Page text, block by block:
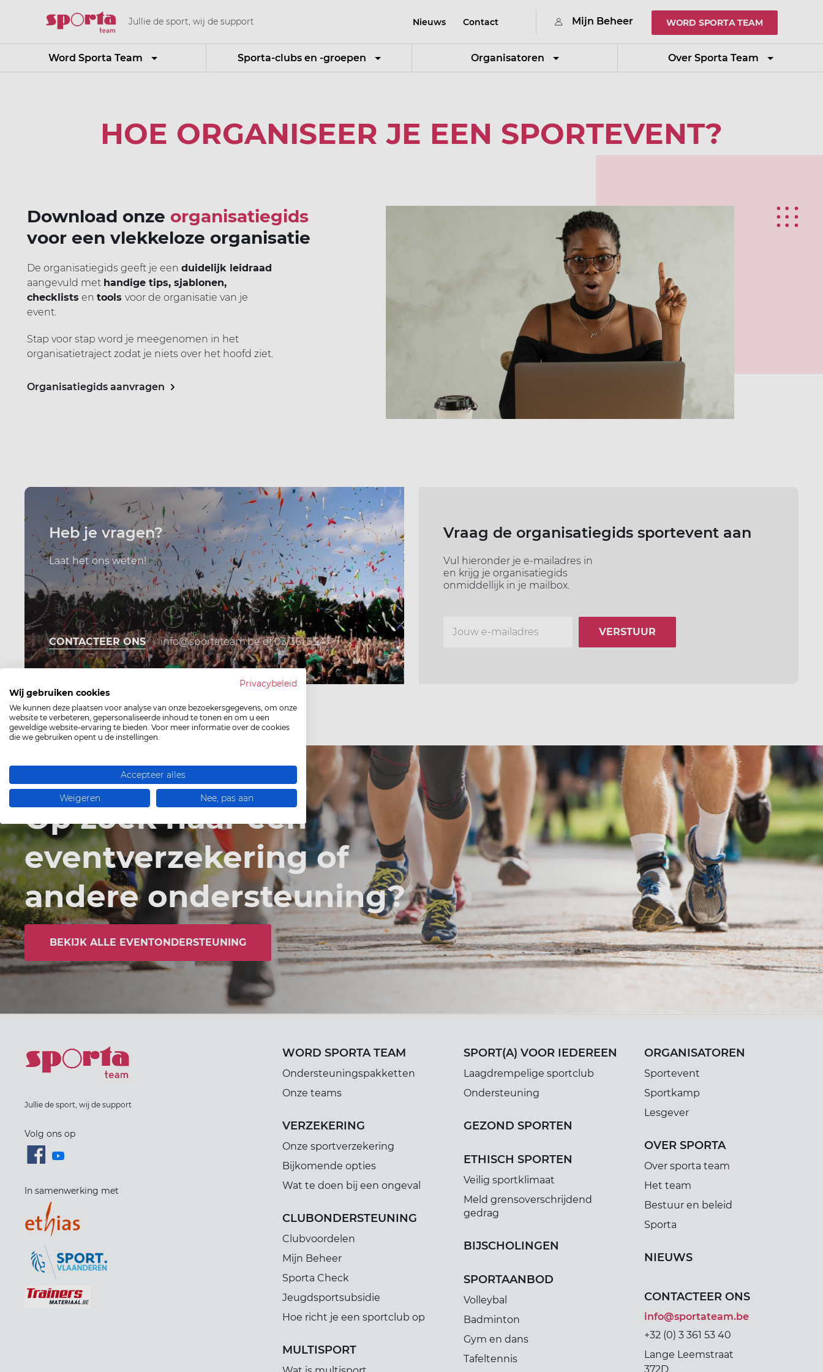
Jullie de sport, wij de support Nieuws Contact Mijn Beheer WORD SPORTA TEAM
Word Sporta Team Sporta-clubs en -groepen Organisatoren Over Sporta Team
HOE ORGANISEER JE EEN SPORTEVENT?
Download onze organisatiegids
voor een vlekkeloze organisatie
De organisatiegids geeft je een duidelijk leidraad
aangevuld met handige tips, sjablonen,
checklists en tools voor de organisatie van je
event.
Stap voor stap word je meegenomen in het
organisatietraject zodat je niets over het hoofd ziet.
Organisatiegids aanvragen
Heb je vragen?
Laat het ons weten!
CONTACTEER ONS info@sportateam.beof 03/361.53.47
Vraag de organisatiegids sportevent aan
Vul hieronder je e-mailadres in
en krijg je organisatiegids
onmiddellijk in je mailbox.
VERSTUUR
Op zoek naar een
eventverzekering of
andere ondersteuning?
BEKIJK ALLE EVENTONDERSTEUNING
Jullie de sport, wij de support
Volg ons op
In samenwerking met
WORD SPORTA TEAM
Ondersteuningspakketten
Onze teams
VERZEKERING
Onze sportverzekering
Bijkomende opties
Wat te doen bij een ongeval
CLUBONDERSTEUNING
Clubvoordelen
Mijn Beheer
Sporta Check
Jeugdsportsubsidie
Hoe richt je een sportclub op
MULTISPORT
SPORT(A) VOOR IEDEREEN
Laagdrempelige sportclub
Ondersteuning
GEZOND SPORTEN
ETHISCH SPORTEN
Veilig sportklimaat
Meld grensoverschrijdend
gedrag
BIJSCHOLINGEN
SPORTAANBOD
Volleybal
Badminton
Gym en dans
Tafeltennis
ORGANISATOREN
Sportevent
Sportkamp
Lesgever
OVER SPORTA
Over sporta team
Het team
Bestuur en beleid
Sporta
NIEUWS
CONTACTEER ONS
info@sportateam.be
+32 (0) 3 361 53 40
Lange Leemstraat
372D
Privacybeleid
Wij gebruiken cookies
We kunnen deze plaatsen voor analyse van onze bezoekersgegevens, om onze
website te verbeteren, gepersonaliseerde inhoud te tonen en om u een
geweldige website-ervaring te bieden. Voor meer informatie over de cookies
die we gebruiken opent u de instellingen.
Accepteer alles
Weigeren Nee, pas aan